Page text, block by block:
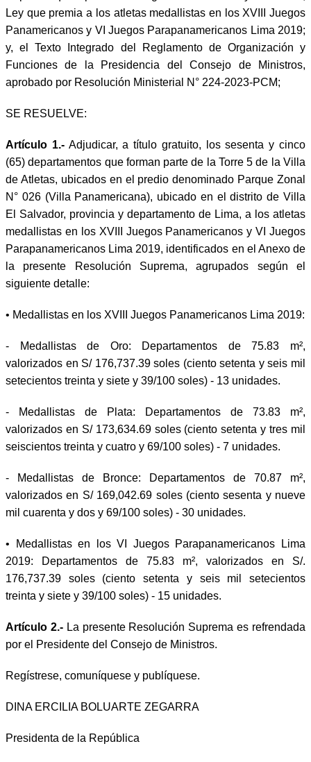
Ley que premia a los atletas medallistas en los XVIII Juegos
Panamericanos y VI Juegos Parapanamericanos Lima 2019;
y, el Texto Integrado del Reglamento de Organización y
Funciones de la Presidencia del Consejo de Ministros,
aprobado por Resolución Ministerial N° 224-2023-PCM;
SE RESUELVE:
Artículo 1.-Adjudicar, a título gratuito, los sesenta y cinco
(65) departamentos que forman parte de la Torre 5 de la Villa
de Atletas, ubicados en el predio denominado Parque Zonal
N° 026 (Villa Panamericana), ubicado en el distrito de Villa
El Salvador, provincia y departamento de Lima, a los atletas
medallistas en los XVIII Juegos Panamericanos y VI Juegos
Parapanamericanos Lima 2019, identificados en el Anexo de
la presente Resolución Suprema, agrupados según el
siguiente detalle:
• Medallistas en los XVIII Juegos Panamericanos Lima 2019:
-
Medallistas de Oro: Departamentos de 75.83 m²,
valorizados en S/ 176,737.39 soles (ciento setenta y seis mil
setecientos treinta y siete y 39/100 soles) - 13 unidades.
-
Medallistas de Plata: Departamentos de 73.83 m²,
valorizados en S/ 173,634.69 soles (ciento setenta y tres mil
seiscientos treinta y cuatro y 69/100 soles) - 7 unidades.
-
Medallistas de Bronce: Departamentos de 70.87 m²,
valorizados en S/ 169,042.69 soles (ciento sesenta y nueve
mil cuarenta y dos y 69/100 soles) - 30 unidades.
•
Medallistas en los VI Juegos Parapanamericanos Lima
2019: Departamentos de 75.83 m², valorizados en S/.
176,737.39 soles (ciento setenta y seis mil setecientos
treinta y siete y 39/100 soles) - 15 unidades.
Artículo 2.- La presente Resolución Suprema es refrendada
por el Presidente del Consejo de Ministros.
Regístrese, comuníquese y publíquese.
DINA ERCILIA BOLUARTE ZEGARRA
Presidenta de la República